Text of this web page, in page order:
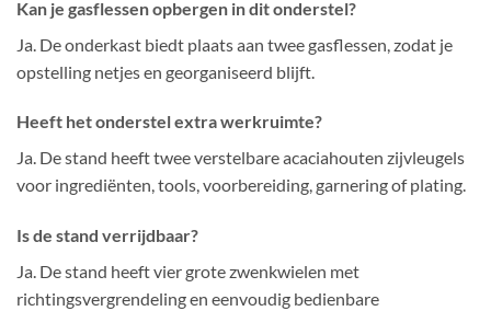
Kan je gasflessen opbergen in dit onderstel?
Ja. De onderkast biedt plaats aan twee gasflessen, zodat je
opstelling netjes en georganiseerd blijft.
Heeft het onderstel extra werkruimte?
Ja. De stand heeft twee verstelbare acaciahouten zijvleugels
voor ingrediënten, tools, voorbereiding, garnering of plating.
Is de stand verrijdbaar?
Ja. De stand heeft vier grote zwenkwielen met
richtingsvergrendeling en eenvoudig bedienbare